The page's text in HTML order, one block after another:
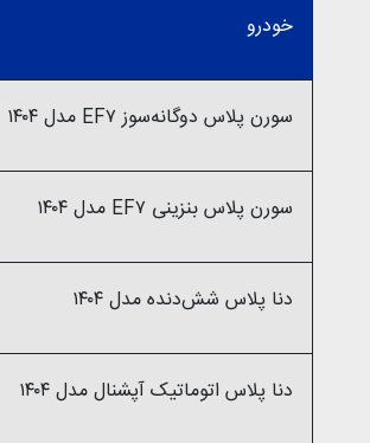
خودرو
سورن پلاس دوگانه‌سوز EF۷ مدل ۱۴۰۴
سورن پلاس بنزینی EF۷ مدل ۱۴۰۴
دنا پلاس شش‌دنده‌‌ مدل ۱۴۰۴
دنا پلاس اتوماتیک آپشنال مدل ۱۴۰۴